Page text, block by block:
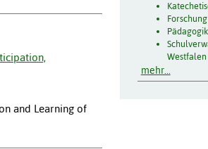
and Learning of
mehr...